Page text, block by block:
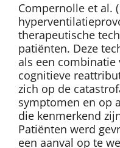
Compernolle et al.
therapeutische
patiënten. Deze
als een combinatie
cognitieve
zich op de
symptomen en op
die kenmerkend
Patiënten werd
een aanval op te